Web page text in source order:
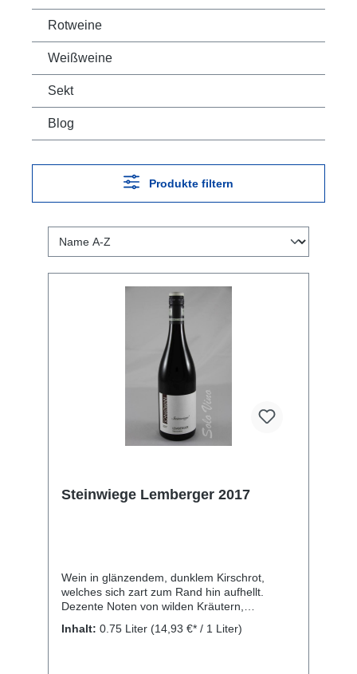
Rotweine
Weißweine
Sekt
Blog
Produkte filtern
Steinwiege Lemberger 2017
Wein in glänzendem, dunklem Kirschrot,
welches sich zart zum Rand hin aufhellt.
Dezente Noten von wilden Kräutern,
werden durch Cassis-, Brombeer- und
Inhalt: 0.75 Liter (14,93 €* / 1 Liter)